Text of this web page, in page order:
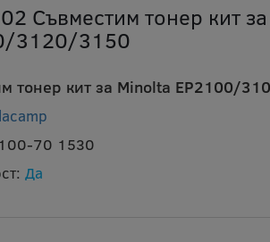
Съвместим тонер кит
3120/3150
тонер кит за Minolta EP2100/
70 1530
Да